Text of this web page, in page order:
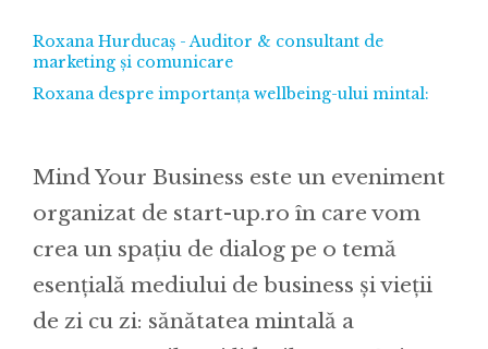
Roxana Hurducaș - Auditor & consultant de
marketing și comunicare
Roxana despre importanța wellbeing-ului mintal:
Mind Your Business este un eveniment
organizat de start-up.ro în care vom
crea un spațiu de dialog pe o temă
esențială mediului de business și vieții
de zi cu zi: sănătatea mintală a